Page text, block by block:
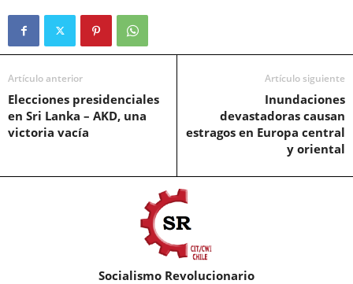
Artículo anterior
Elecciones presidenciales
en Sri Lanka – AKD, una
victoria vacía
Artículo siguiente
Inundaciones
devastadoras causan
estragos en Europa central
y oriental
Socialismo Revolucionario